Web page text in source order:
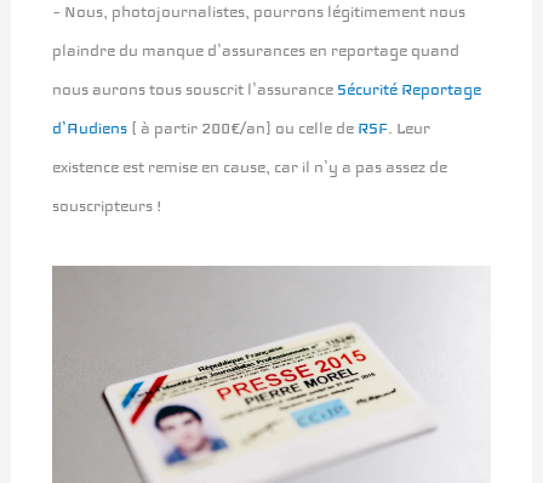
– Nous, photojournalistes, pourrons légitimement nous
plaindre du manque d’assurances en reportage quand
nous aurons tous souscrit l’assurance Sécurité Reportage
d’Audiens ( à partir 200€/an) ou celle de RSF. Leur
existence est remise en cause, car il n’y a pas assez de
souscripteurs !